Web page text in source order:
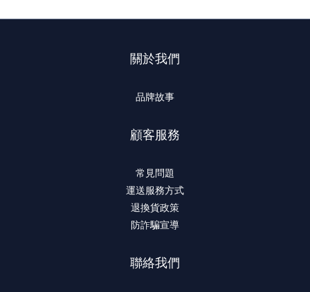
關於我們
品牌故事
顧客服務
常見問題
運送服務方式
退換貨政策
防詐騙宣導
聯絡我們